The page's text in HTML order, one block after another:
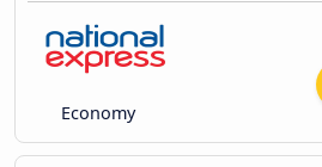
Economy